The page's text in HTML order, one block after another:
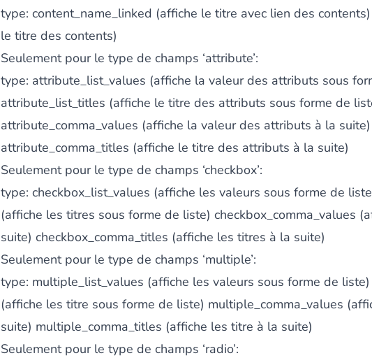
type: content_name_linked (affiche le titre avec lien des
le titre des contents)
Seulement pour le type de champs ‘attribute’:
type: attribute_list_values (affiche la valeur des attributs sous
attribute_list_titles (affiche le titre des attributs sous forme de
attribute_comma_values (affiche la valeur des attributs à la suite)
attribute_comma_titles (affiche le titre des attributs à la suite)
Seulement pour le type de champs ‘checkbox’:
type: checkbox_list_values (affiche les valeurs sous forme de
(affiche les titres sous forme de liste) checkbox_comma_values
suite) checkbox_comma_titles (affiche les titres à la suite)
Seulement pour le type de champs ‘multiple’:
type: multiple_list_values (affiche les valeurs sous forme de
(affiche les titre sous forme de liste) multiple_comma_values
suite) multiple_comma_titles (affiche les titre à la suite)
Seulement pour le type de champs ‘radio’: